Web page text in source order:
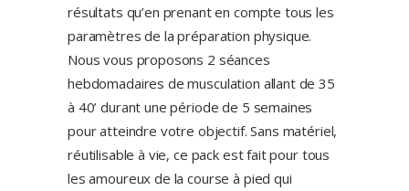
résultats qu’en prenant en compte tous les
paramètres de la préparation physique.
Nous vous proposons 2 séances
hebdomadaires de musculation allant de 35
à 40’ durant une période de 5 semaines
pour atteindre votre objectif. Sans matériel,
réutilisable à vie, ce pack est fait pour tous
les amoureux de la course à pied qui